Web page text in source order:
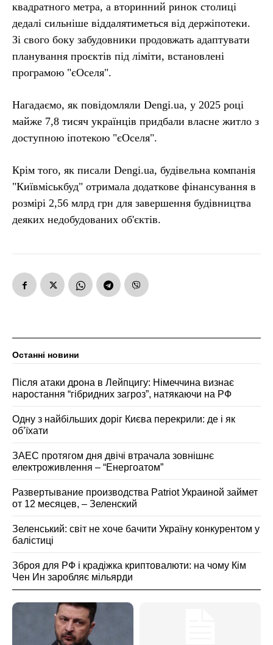
квадратного метра, а вторинний ринок столиці
дедалі сильніше віддалятиметься від держіпотеки.
Зі свого боку забудовники продовжать адаптувати
планування проєктів під ліміти, встановлені
програмою "єОселя".
Нагадаємо, як повідомляли Dengi.ua, у 2025 році
майже 7,8 тисяч українців придбали власне житло з
доступною іпотекою "єОселя".
Крім того, як писали Dengi.ua, будівельна компанія
"Київміськбуд" отримала додаткове фінансування в
розмірі 2,56 млрд грн для завершення будівництва
деяких недобудованих об'єктів.
Останні новини
Після атаки дрона в Лейпцигу: Німеччина визнає
наростання “гібридних загроз”, натякаючи на РФ
Одну з найбільших доріг Києва перекрили: де і як
об’їхати
ЗАЕС протягом дня двічі втрачала зовнішнє
електроживлення – “Енергоатом”
Развертывание производства Patriot Украиной займет
от 12 месяцев, – Зеленский
Зеленський: світ не хоче бачити Україну конкурентом у
балістиці
Зброя для РФ і крадіжка криптовалюти: на чому Кім
Чен Ин заробляє мільярди